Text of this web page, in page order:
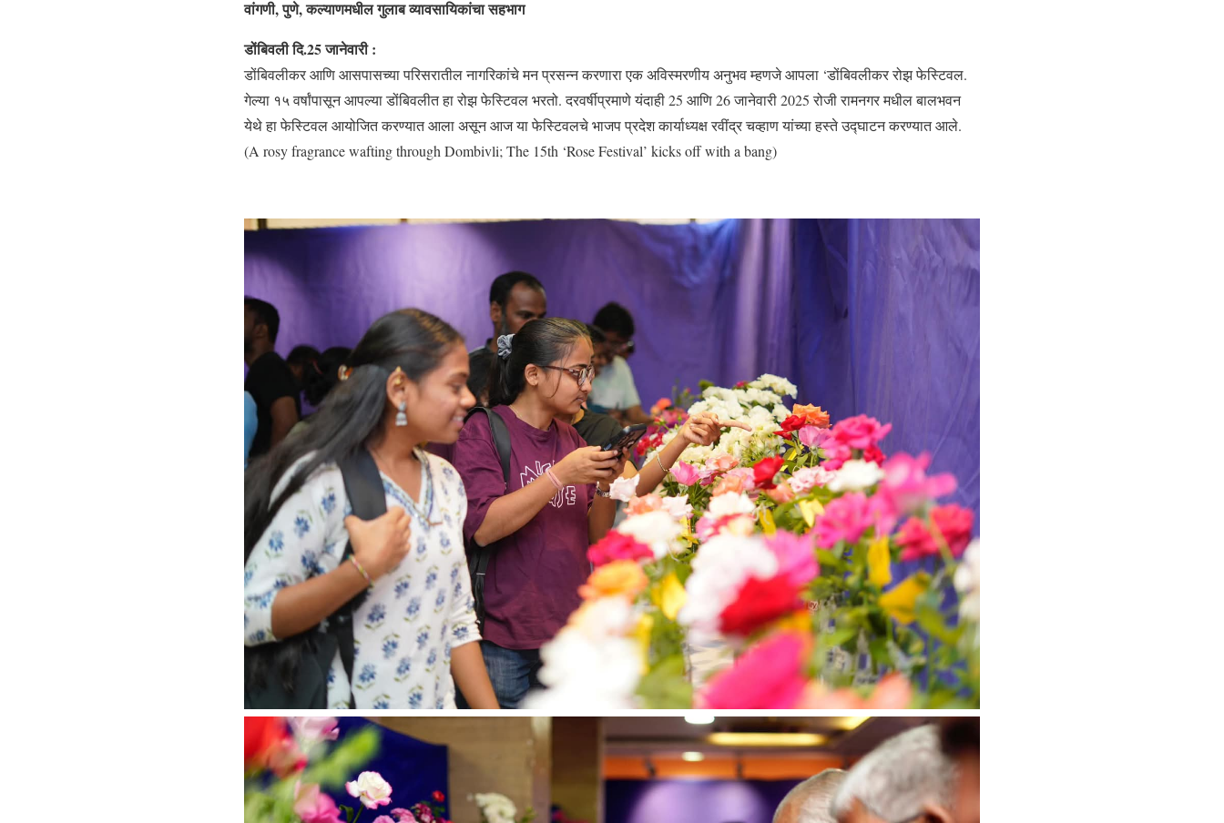
वांगणी, पुणे, कल्याणमधील गुलाब व्यावसायिकांचा सहभाग
डोंबिवली दि.25 जानेवारी :
डोंबिवलीकर आणि आसपासच्या परिसरातील नागरिकांचे मन प्रसन्न करणारा एक अविस्मरणीय अनुभव म्हणजे आपला ‘डोंबिवलीकर रोझ फेस्टिवल.
गेल्या १५ वर्षांपासून आपल्या डोंबिवलीत हा रोझ फेस्टिवल भरतो. दरवर्षीप्रमाणे यंदाही 25 आणि 26 जानेवारी 2025 रोजी रामनगर मधील बालभवन
येथे हा फेस्टिवल आयोजित करण्यात आला असून आज या फेस्टिवलचे भाजप प्रदेश कार्याध्यक्ष रवींद्र चव्हाण यांच्या हस्ते उद्घाटन करण्यात आले.
(A rosy fragrance wafting through Dombivli; The 15th ‘Rose Festival’ kicks off with a bang)